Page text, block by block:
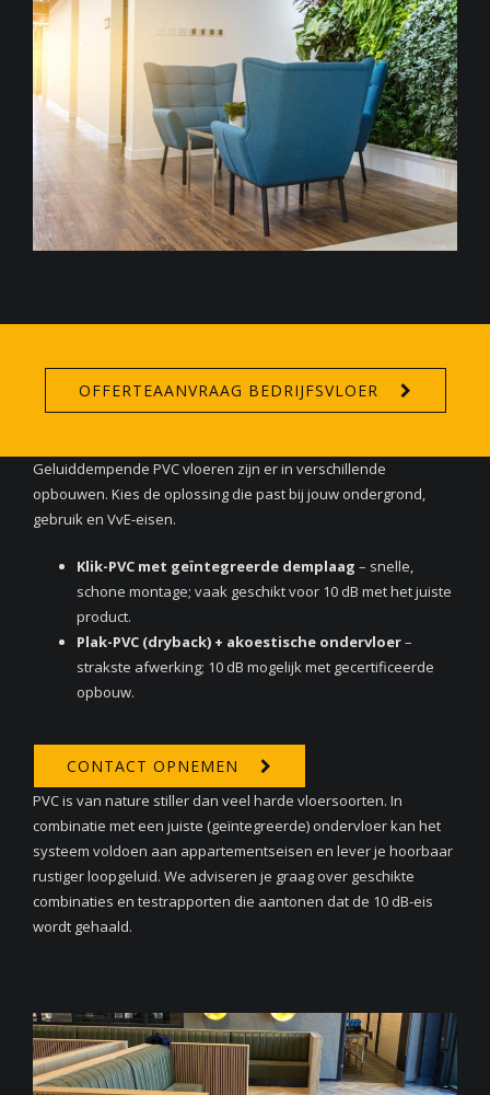
OFFERTEAANVRAAG BEDRIJFSVLOER
Geluiddempende PVC vloeren zijn er in verschillende
opbouwen. Kies de oplossing die past bij jouw ondergrond,
gebruik en VvE-eisen.
Klik-PVC met geïntegreerde demplaag – snelle,
schone montage; vaak geschikt voor 10 dB met het juiste
product.
Plak-PVC (dryback) + akoestische ondervloer–
strakste afwerking; 10 dB mogelijk met gecertificeerde
opbouw.
CONTACT OPNEMEN
PVC is van nature stiller dan veel harde vloersoorten. In
combinatie met een juiste (geïntegreerde) ondervloer kan het
systeem voldoen aan appartementseisen en lever je hoorbaar
rustiger loopgeluid. We adviseren je graag over geschikte
combinaties en testrapporten die aantonen dat de 10 dB-eis
wordt gehaald.